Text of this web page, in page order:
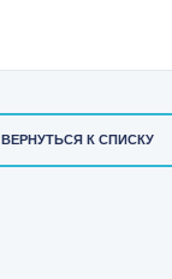
ВЕРНУТЬСЯ К СПИСКУ